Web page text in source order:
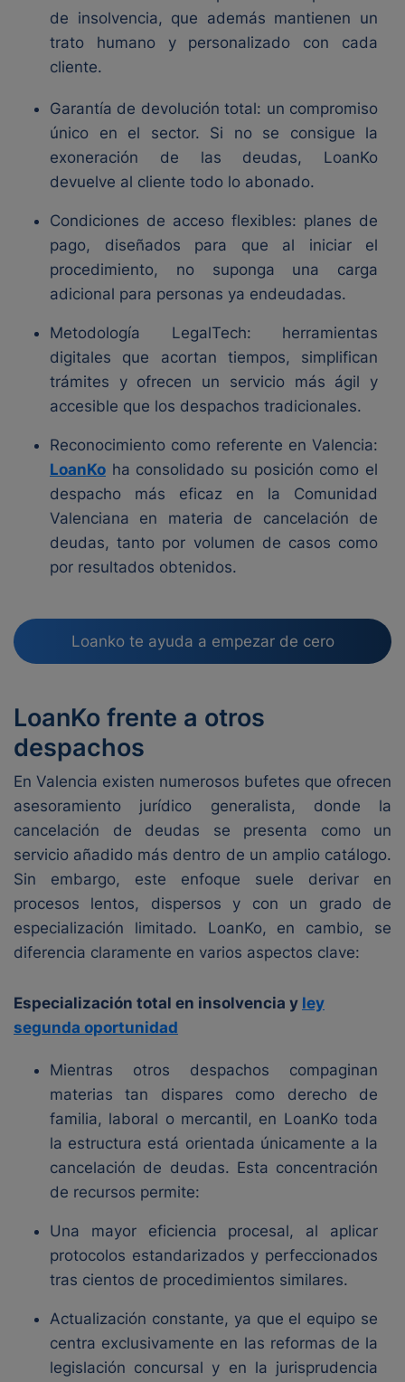
de insolvencia, que además mantienen un
trato humano y personalizado con cada
cliente.
Garantía de devolución total: un compromiso
único en el sector. Si no se consigue la
exoneración de las deudas, LoanKo
devuelve al cliente todo lo abonado.
Condiciones de acceso flexibles: planes de
pago, diseñados para que al iniciar el
procedimiento, no suponga una carga
adicional para personas ya endeudadas.
Metodología LegalTech: herramientas
digitales que acortan tiempos, simplifican
trámites y ofrecen un servicio más ágil y
accesible que los despachos tradicionales.
Reconocimiento como referente en Valencia:
LoanKo ha consolidado su posición como el
despacho más eficaz en la Comunidad
Valenciana en materia de cancelación de
deudas, tanto por volumen de casos como
por resultados obtenidos.
Loanko te ayuda a empezar de cero
LoanKo frente a otros
despachos
En Valencia existen numerosos bufetes que ofrecen
asesoramiento jurídico generalista, donde la
cancelación de deudas se presenta como un
servicio añadido más dentro de un amplio catálogo.
Sin embargo, este enfoque suele derivar en
procesos lentos, dispersos y con un grado de
especialización limitado. LoanKo, en cambio, se
diferencia claramente en varios aspectos clave:
Especialización total en insolvencia y ley
segunda oportunidad
Mientras otros despachos compaginan
materias tan dispares como derecho de
familia, laboral o mercantil, en LoanKo toda
la estructura está orientada únicamente a la
cancelación de deudas. Esta concentración
de recursos permite:
Una mayor eficiencia procesal, al aplicar
protocolos estandarizados y perfeccionados
tras cientos de procedimientos similares.
Actualización constante, ya que el equipo se
centra exclusivamente en las reformas de la
legislación concursal y en la jurisprudencia